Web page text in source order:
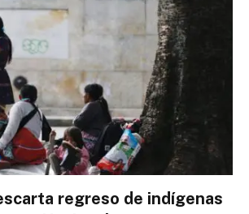
regreso de indígenas